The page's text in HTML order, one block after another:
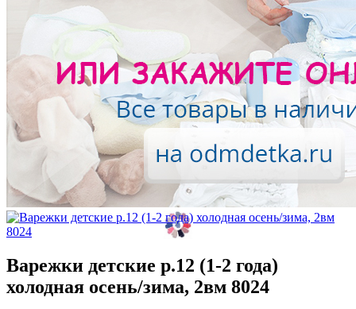
Варежки детские р.12 (1-2 года)
холодная осень/зима, 2вм 8024